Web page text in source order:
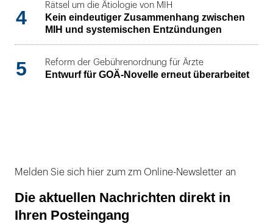
4
Rätsel um die Ätiologie von MIH
Kein eindeutiger Zusammenhang zwischen
MIH und systemischen Entzündungen
5 Reform der Gebührenordnung für Ärzte
Entwurf für GOÄ-Novelle erneut überarbeitet
Melden Sie sich hier zum zm Online-Newsletter an
Die aktuellen Nachrichten direkt in
Ihren Posteingang